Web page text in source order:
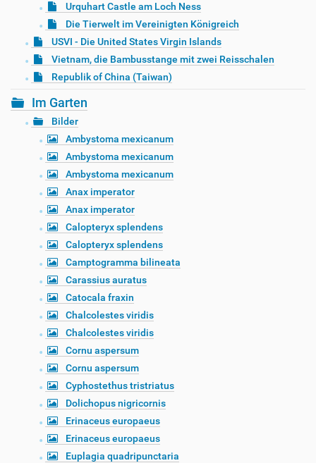
Urquhart Castle am Loch Ness
Die Tierwelt im Vereinigten Königreich
USVI - Die United States Virgin Islands
Vietnam, die Bambusstange mit zwei Reisschalen
Republik of China (Taiwan)
Im Garten
Bilder
Ambystoma mexicanum
Ambystoma mexicanum
Ambystoma mexicanum
Anax imperator
Anax imperator
Calopteryx splendens
Calopteryx splendens
Camptogramma bilineata
Carassius auratus
Catocala fraxin
Chalcolestes viridis
Chalcolestes viridis
Cornu aspersum
Cornu aspersum
Cyphostethus tristriatus
Dolichopus nigricornis
Erinaceus europaeus
Erinaceus europaeus
Euplagia quadripunctaria